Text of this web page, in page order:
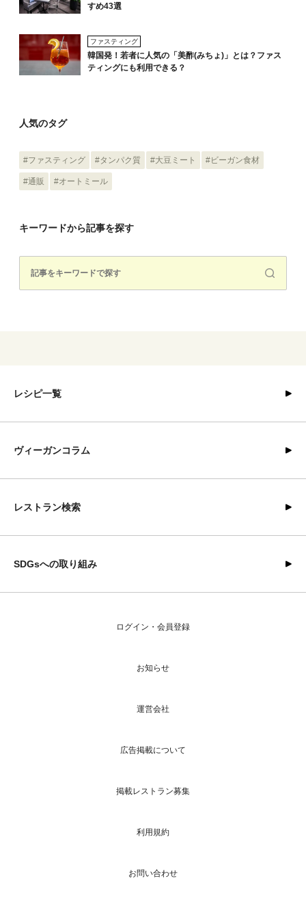
すめ43選
ファスティング
韓国発！若者に人気の「美酢(みちょ)」とは？ファス
ティングにも利用できる？
人気のタグ
#ファスティング #タンパク質 #大豆ミート #ビーガン食材
#通販 #オートミール
キーワードから記事を探す
レシピ一覧
ヴィーガンコラム
レストラン検索
SDGsへの取り組み
ログイン・会員登録
お知らせ
運営会社
広告掲載について
掲載レストラン募集
利用規約
お問い合わせ